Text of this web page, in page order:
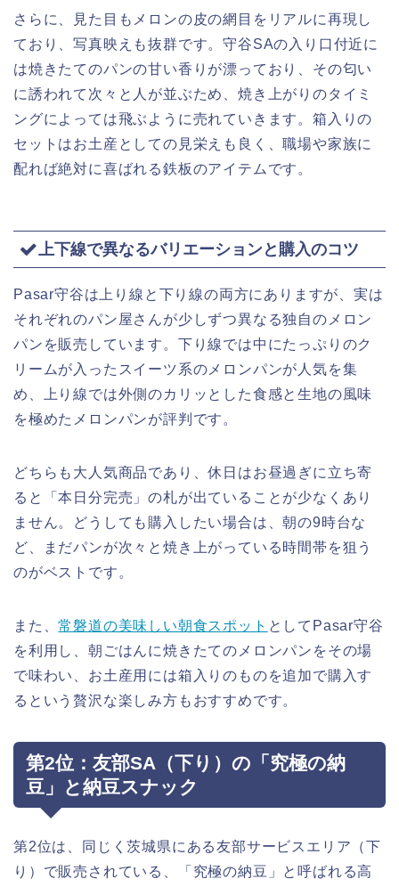
さらに、見た目もメロンの皮の網目をリアルに再現し
ており、写真映えも抜群です。守谷SAの入り口付近に
は焼きたてのパンの甘い香りが漂っており、その匂い
に誘われて次々と人が並ぶため、焼き上がりのタイミ
ングによっては飛ぶように売れていきます。箱入りの
セットはお土産としての見栄えも良く、職場や家族に
配れば絶対に喜ばれる鉄板のアイテムです。
上下線で異なるバリエーションと購入のコツ
Pasar守谷は上り線と下り線の両方にありますが、実は
それぞれのパン屋さんが少しずつ異なる独自のメロン
パンを販売しています。下り線では中にたっぷりのク
リームが入ったスイーツ系のメロンパンが人気を集
め、上り線では外側のカリッとした食感と生地の風味
を極めたメロンパンが評判です。
どちらも大人気商品であり、休日はお昼過ぎに立ち寄
ると「本日分完売」の札が出ていることが少なくあり
ません。どうしても購入したい場合は、朝の9時台な
ど、まだパンが次々と焼き上がっている時間帯を狙う
のがベストです。
また、常磐道の美味しい朝食スポット としてPasar守谷
を利用し、朝ごはんに焼きたてのメロンパンをその場
で味わい、お土産用には箱入りのものを追加で購入す
るという贅沢な楽しみ方もおすすめです。
第2位：友部SA（下り）の「究極の納
豆」と納豆スナック
第2位は、同じく茨城県にある友部サービスエリア（下
り）で販売されている、「究極の納豆」と呼ばれる高